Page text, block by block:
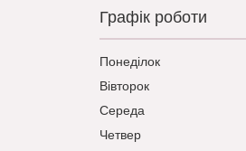
Графік роботи
Понеділок
Вівторок
Середа
Четвер